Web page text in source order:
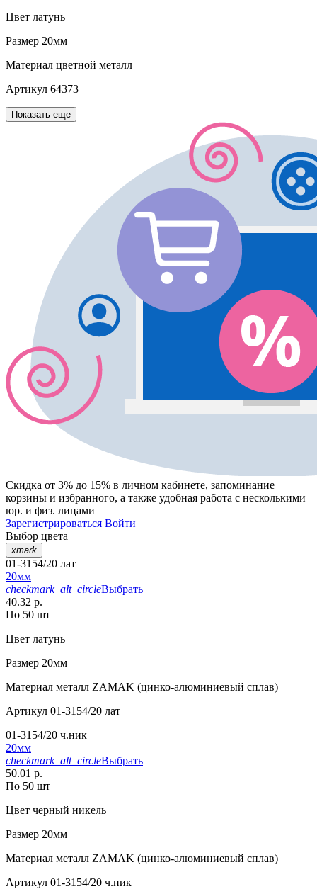
Цвет латунь
Размер 20мм
Материал цветной металл
Артикул 64373
Показать еще
Скидка от 3% до 15% в личном кабинете, запоминание
корзины и избранного, а также удобная работа с несколькими
юр. и физ. лицами
Зарегистрироваться Войти
Выбор цвета
xmark
01-3154/20 лат
20мм
checkmark_alt_circleВыбрать
40.32 р.
По 50 шт
Цвет латунь
Размер 20мм
Материал металл ZAMAK (цинко-алюминиевый сплав)
Артикул 01-3154/20 лат
01-3154/20 ч.ник
20мм
checkmark_alt_circleВыбрать
50.01 р.
По 50 шт
Цвет черный никель
Размер 20мм
Материал металл ZAMAK (цинко-алюминиевый сплав)
Артикул 01-3154/20 ч.ник